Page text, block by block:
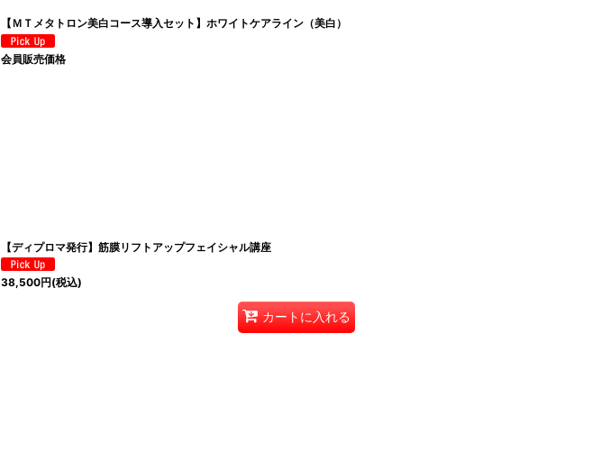
【ＭＴメタトロン美白コース導入セット】ホワイトケアライン（美白）
会員販売価格
【ディプロマ発行】筋膜リフトアップフェイシャル講座
38,500円(税込)
カートに入れる